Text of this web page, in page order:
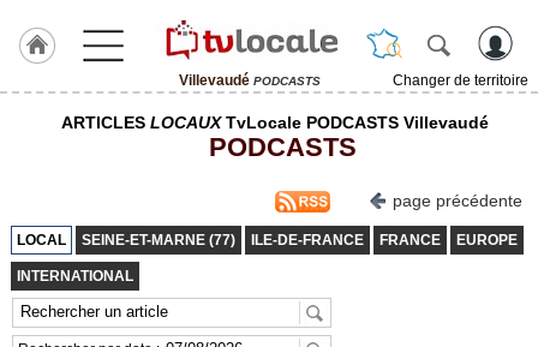
Villevaudé PODCASTS
Changer de territoire
J'adhère
TvLocale
France
Accueil
ARTICLES LOCAUXTvLocale PODCASTS Villevaudé
PODCASTS
page précédente
LOCAL SEINE-ET-MARNE (77) ILE-DE-FRANCE FRANCE EUROPE
INTERNATIONAL